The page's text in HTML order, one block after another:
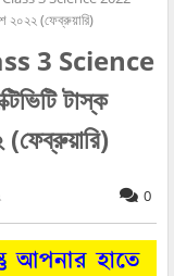
২০২২ (ফেব্রুয়ারি)
3 Science
টাস্ক
0